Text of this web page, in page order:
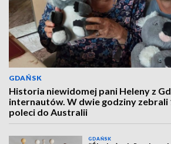
GDAŃSK
Historia niewidomej pani Heleny z
internautów. W dwie godziny zebrali
poleci do Australii
GDAŃSK